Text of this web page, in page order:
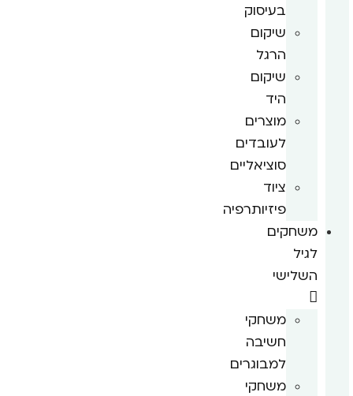
בעיסוק
שיקום
הרגל
שיקום
היד
מוצרים
לעובדים
סוציאליים
ציוד
פיזיותרפיה
משחקים
לגיל
השלישי
משחקי
חשיבה
למבוגרים
משחקי